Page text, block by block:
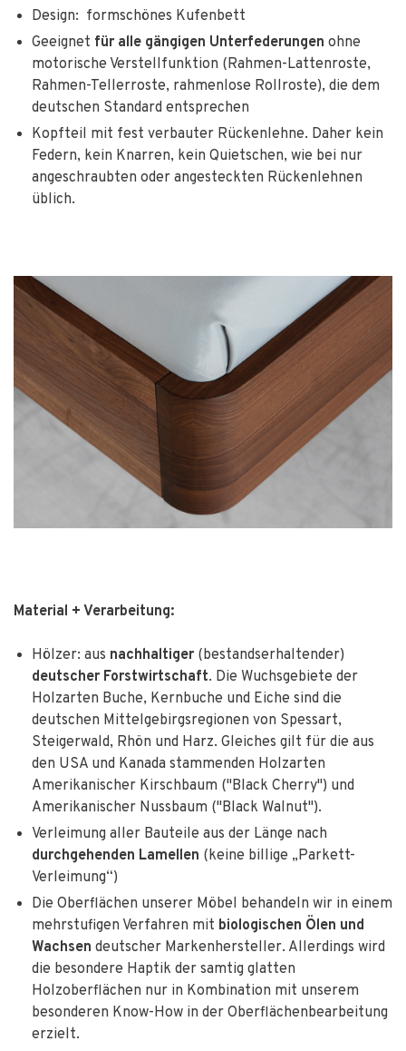
Design: formschönes Kufenbett
Geeignet für alle gängigen Unterfederungen ohne
motorische Verstellfunktion (Rahmen-Lattenroste,
Rahmen-Tellerroste, rahmenlose Rollroste), die dem
deutschen Standard entsprechen
Kopfteil mit fest verbauter Rückenlehne. Daher kein
Federn, kein Knarren, kein Quietschen, wie bei nur
angeschraubten oder angesteckten Rückenlehnen
üblich.
Material + Verarbeitung:
Hölzer: aus nachhaltiger (bestandserhaltender)
deutscher Forstwirtschaft. Die Wuchsgebiete der
Holzarten Buche, Kernbuche und Eiche sind die
deutschen Mittelgebirgsregionen von Spessart,
Steigerwald, Rhön und Harz. Gleiches gilt für die aus
den USA und Kanada stammenden Holzarten
Amerikanischer Kirschbaum ("Black Cherry") und
Amerikanischer Nussbaum ("Black Walnut").
Verleimung aller Bauteile aus der Länge nach
durchgehenden Lamellen (keine billige „Parkett-
Verleimung“)
Die Oberflächen unserer Möbel behandeln wir in einem
mehrstufigen Verfahren mit biologischen Ölen und
Wachsen deutscher Markenhersteller. Allerdings wird
die besondere Haptik der samtig glatten
Holzoberflächen nur in Kombination mit unserem
besonderen Know-How in der Oberflächenbearbeitung
erzielt.